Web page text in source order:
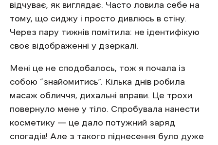
відчуває, як виглядає. Часто ловила себе на
тому, що сиджу і просто дивлюсь в стіну.
Через пару тижнів помітила: не ідентифікую
своє відображенні у дзеркалі.
Мені це не сподобалось, тож я почала із
собою “знайомитись”. Кілька днів робила
масаж обличчя, дихальні вправи. Це трохи
повернуло мене у тіло. Спробувала нанести
косметику — це дало потужний заряд
спогадів! Але з такого піднесення було дуже